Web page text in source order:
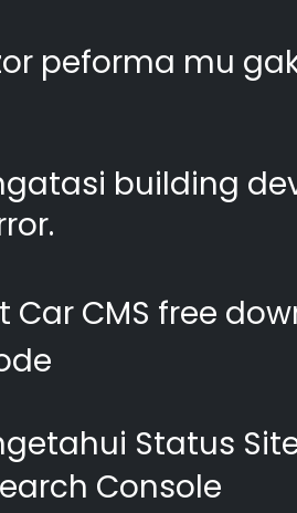
peforma mu
building
Car CMS free
Status
Console